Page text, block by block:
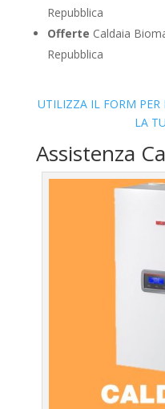
Repubblica
Offerte Caldaia
Repubblica
UTILIZZA IL FORM PER
LA
Assistenza